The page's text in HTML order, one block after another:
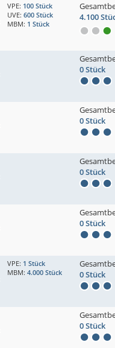
VPE: 100 Stück
UVE: 600 Stück
MBM: 1 Stück
4.100
0 Stück
0 Stück
0 Stück
0 Stück
VPE: 1 Stück
MBM: 4.000 Stück
0 Stück
0 Stück